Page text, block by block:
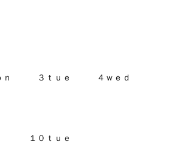
ｎ ３ｔｕｅ ４ｗｅｄ
ｕｅ